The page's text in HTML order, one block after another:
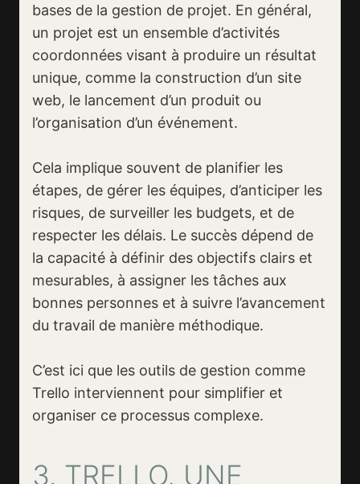
bases de la gestion de projet. En général,
un projet est un ensemble d’activités
coordonnées visant à produire un résultat
unique, comme la construction d’un site
web, le lancement d’un produit ou
l’organisation d’un événement.
Cela implique souvent de planifier les
étapes, de gérer les équipes, d’anticiper les
risques, de surveiller les budgets, et de
respecter les délais. Le succès dépend de
la capacité à définir des objectifs clairs et
mesurables, à assigner les tâches aux
bonnes personnes et à suivre l’avancement
du travail de manière méthodique.
C’est ici que les outils de gestion comme
Trello interviennent pour simplifier et
organiser ce processus complexe.
3. TRELLO, UNE